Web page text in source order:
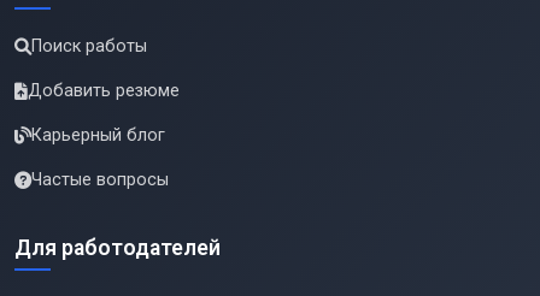
Поиск работы
Добавить резюме
Карьерный блог
Частые вопросы
Для работодателей